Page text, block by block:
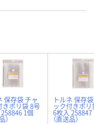
保存袋 チャ
きポリ袋 8号
1個
）
トルネ 保存
ック付きポリ
6枚入 258847
（直送品）